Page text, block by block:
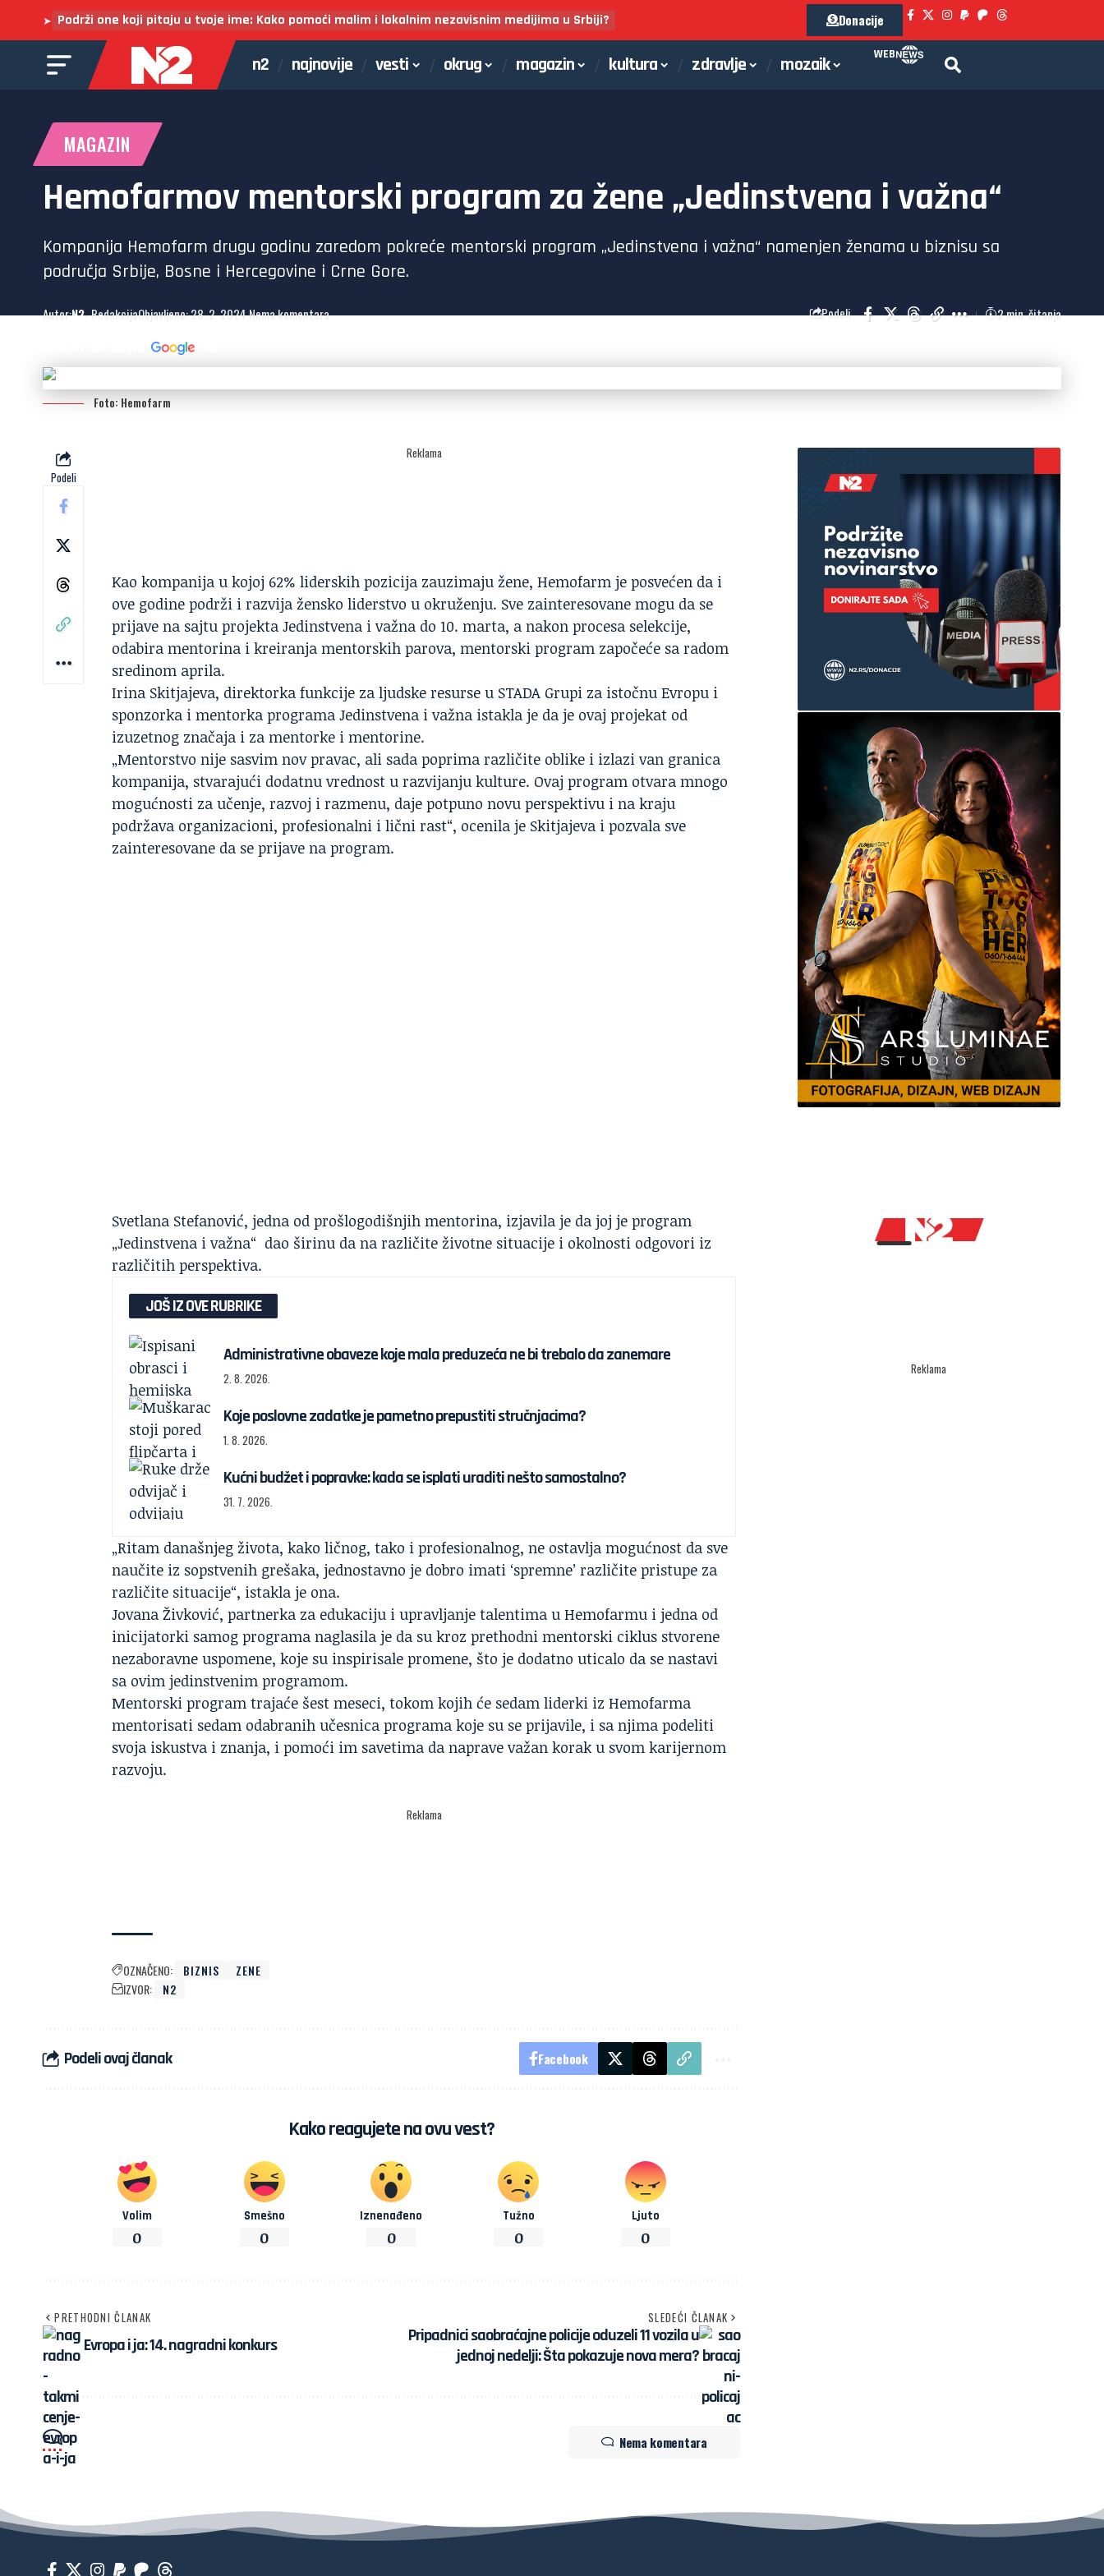
➤ Podrži one koji pitaju u tvoje ime: Kako pomoći malim i lokalnim nezavisnim medijima u Srbiji? Donacije
n2 najnovije vesti okrug magazin kultura zdravlje mozaik WEB
MAGAZIN
Hemofarmov mentorski program za žene „Jedinstvena i važna“
Kompanija Hemofarm drugu godinu zaredom pokreće mentorski program „Jedinstvena i važna“ namenjen ženama u biznisu sa
područja Srbije, Bosne i Hercegovine i Crne Gore.
Autor:N2- RedakcijaObjavljeno: 28. 2. 2024.Nema komentara Podeli 2 min. čitanja
Foto: Hemofarm
Podeli
Reklama
Kao kompanija u kojoj 62% liderskih pozicija zauzimaju žene, Hemofarm je posvećen da i
ove godine podrži i razvija žensko liderstvo u okruženju. Sve zainteresovane mogu da se
prijave na sajtu projektaJedinstvena i važna do 10. marta, a nakon procesa selekcije,
odabira mentorina i kreiranja mentorskih parova, mentorski program započeće sa radom
sredinom aprila.
Irina Skitjajeva, direktorka funkcije za ljudske resurse u STADA Grupi za istočnu Evropu i
sponzorka i mentorka programa Jedinstvena i važna istakla je da je ovaj projekat od
izuzetnog značaja i za mentorke i mentorine.
„Mentorstvo nije sasvim nov pravac, ali sada poprima različite oblike i izlazi van granica
kompanija, stvarajući dodatnu vrednost u razvijanju kulture. Ovaj program otvara mnogo
mogućnosti za učenje, razvoj i razmenu, daje potpuno novu perspektivu i na kraju
podržava organizacioni, profesionalni i lični rast“, ocenila je Skitjajeva i pozvala sve
zainteresovane da se prijave na program.
Svetlana Stefanović, jedna od prošlogodišnjih mentorina, izjavila je da joj je program
„Jedinstvena i važna“ dao širinu da na različite životne situacije i okolnosti odgovori iz
različitih perspektiva.
JOŠ IZ OVE RUBRIKE
Administrativne obaveze koje mala preduzeća ne bi trebalo da zanemare
2. 8. 2026.
Koje poslovne zadatke je pametno prepustiti stručnjacima?
1. 8. 2026.
Kućni budžet i popravke: kada se isplati uraditi nešto samostalno?
31. 7. 2026.
„Ritam današnjeg života, kako ličnog, tako i profesionalnog, ne ostavlja mogućnost da sve
naučite iz sopstvenih grešaka, jednostavno je dobro imati ‘spremne’ različite pristupe za
različite situacije“, istakla je ona.
Jovana Živković, partnerka za edukaciju i upravljanje talentima u Hemofarmu i jedna od
inicijatorki samog programa naglasila je da su kroz prethodni mentorski ciklus stvorene
nezaboravne uspomene, koje su inspirisale promene, što je dodatno uticalo da se nastavi
sa ovim jedinstvenim programom.
Mentorski program trajaće šest meseci, tokom kojih će sedam liderki iz Hemofarma
mentorisati sedam odabranih učesnica programa koje su se prijavile, i sa njima podeliti
svoja iskustva i znanja, i pomoći im savetima da naprave važan korak u svom karijernom
razvoju.
Reklama
OZNAČENO: BIZNIS
ZENE
IZVOR:
N2
Podeli ovaj članak Facebook
Kako reagujete na ovu vest?
Volim
0
Smešno
0
Iznenađeno
0
Tužno
0
Ljuto
0
PRETHODNI ČLANAK
Evropa i ja: 14. nagradni konkurs
SLEDEĆI ČLANAK
Pripadnici saobraćajne policije oduzeli 11 vozila u
jednoj nedelji: Šta pokazuje nova mera?
Nema komentara
Reklama